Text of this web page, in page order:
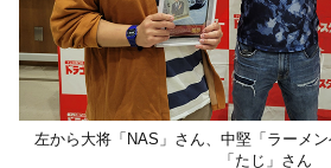
左から大将「NAS」さん、中堅「ラーメ
「たじ」さん